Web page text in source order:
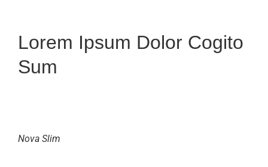
Lorem Ipsum Dolor Cogito
Sum
Nova Slim